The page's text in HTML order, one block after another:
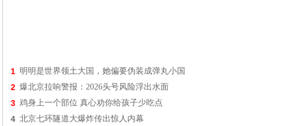
1 明明是世界领土大国，她偏要伪装成弹丸小国
2 爆北京拉响警报：2026头号风险浮出水面
3 鸡身上一个部位 真心劝你给孩子少吃点
4 北京七环隧道大爆炸传出惊人内幕